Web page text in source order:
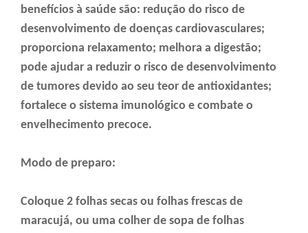
benefícios à saúde são: redução do risco de
desenvolvimento de doenças cardiovasculares;
proporciona relaxamento; melhora a digestão;
pode ajudar a reduzir o risco de desenvolvimento
de tumores devido ao seu teor de antioxidantes;
fortalece o sistema imunológico e combate o
envelhecimento precoce.
Modo de preparo:
Coloque 2 folhas secas ou folhas frescas de
maracujá, ou uma colher de sopa de folhas